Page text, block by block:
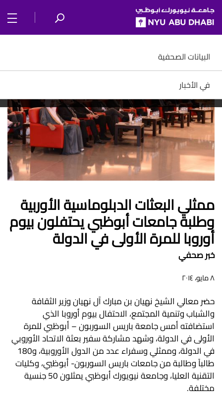
SKIP TO ALL NYU NAVIGATION
SKIP TO MAIN CONTENT
البيانات الصحفية
في الأخبار
ممثلي البعثات الدبلوماسية الأوربية
وطلبة جامعات أبوظبي يحتفلون بيوم
أوروبا للمرة الأولى في الدولة
خبر صحفي
حضر معالي الشيخ نهيان بن مبارك آل نهيان وزير الثقافة
والشباب وتنمية المجتمع، الاحتفال بيوم أوروبا الذي
استضافته أمس جامعة باريس السوربون – أبوظبي للمرة
الأولى في الدولة، وشهد مشاركة سفير بعثة الاتحاد الأوروبي
في الدولة، وممثلي وسفراء عدد من الدول الأوروبية، و180
طالباً وطالبة من جامعات باريس السوربون- أبوظبي، وكليات
التقنية العليا، وجامعة نيويورك أبوظبي يمثلون 50 جنسية
مختلفة.